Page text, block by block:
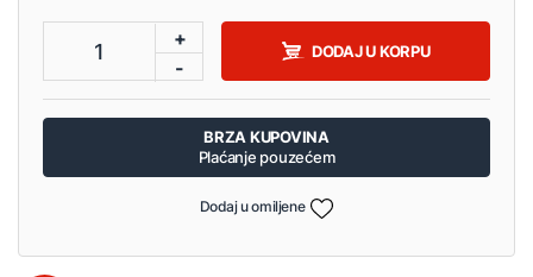
1
+
-
DODAJ U KORPU
BRZA KUPOVINA
Plaćanje pouzećem
Dodaj u omiljene